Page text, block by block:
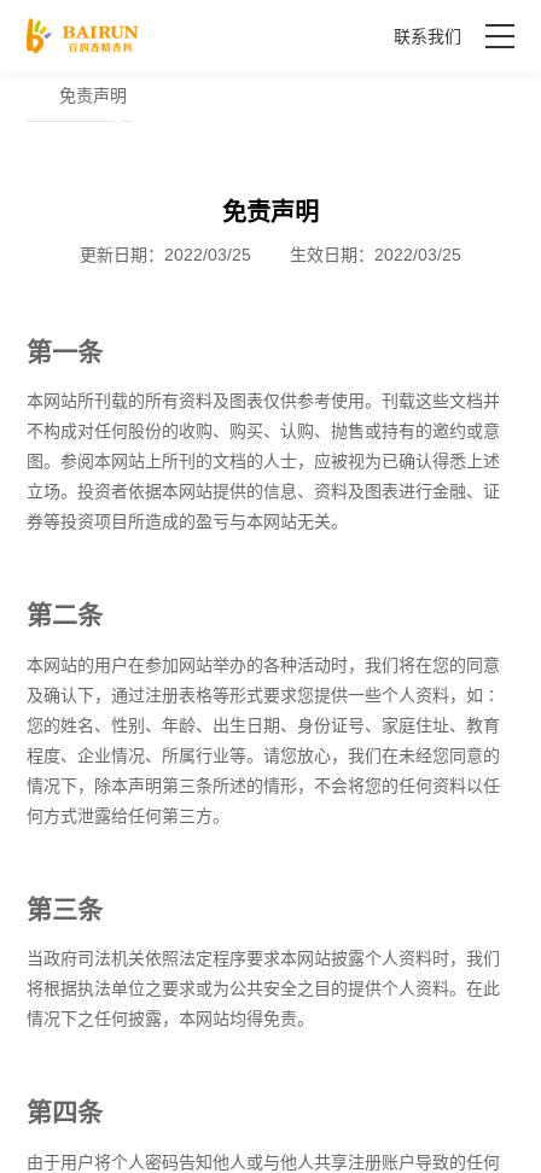
首页
联系我们
免责声明
免责声明
更新日期：2022/03/25 生效日期：2022/03/25
第一条
本网站所刊载的所有资料及图表仅供参考使用。刊载这些文档并
不构成对任何股份的收购、购买、认购、抛售或持有的邀约或意
图。参阅本网站上所刊的文档的人士，应被视为已确认得悉上述
立场。投资者依据本网站提供的信息、资料及图表进行金融、证
券等投资项目所造成的盈亏与本网站无关。
第二条
本网站的用户在参加网站举办的各种活动时，我们将在您的同意
及确认下，通过注册表格等形式要求您提供一些个人资料，如∶
您的姓名、性别、年龄、出生日期、身份证号、家庭住址、教育
程度、企业情况、所属行业等。请您放心，我们在未经您同意的
情况下，除本声明第三条所述的情形，不会将您的任何资料以任
何方式泄露给任何第三方。
第三条
当政府司法机关依照法定程序要求本网站披露个人资料时，我们
将根据执法单位之要求或为公共安全之目的提供个人资料。在此
情况下之任何披露，本网站均得免责。
第四条
由于用户将个人密码告知他人或与他人共享注册账户导致的任何